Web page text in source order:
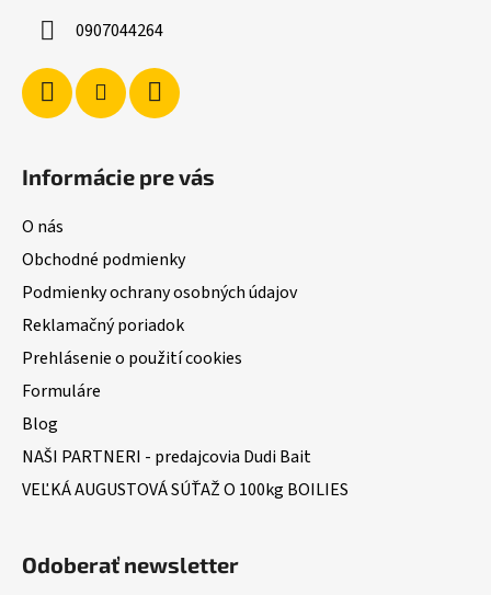
0907044264
Informácie pre vás
O nás
Obchodné podmienky
Podmienky ochrany osobných údajov
Reklamačný poriadok
Prehlásenie o použití cookies
Formuláre
Blog
NAŠI PARTNERI - predajcovia Dudi Bait
VEĽKÁ AUGUSTOVÁ SÚŤAŽ O 100kg BOILIES
Odoberať newsletter